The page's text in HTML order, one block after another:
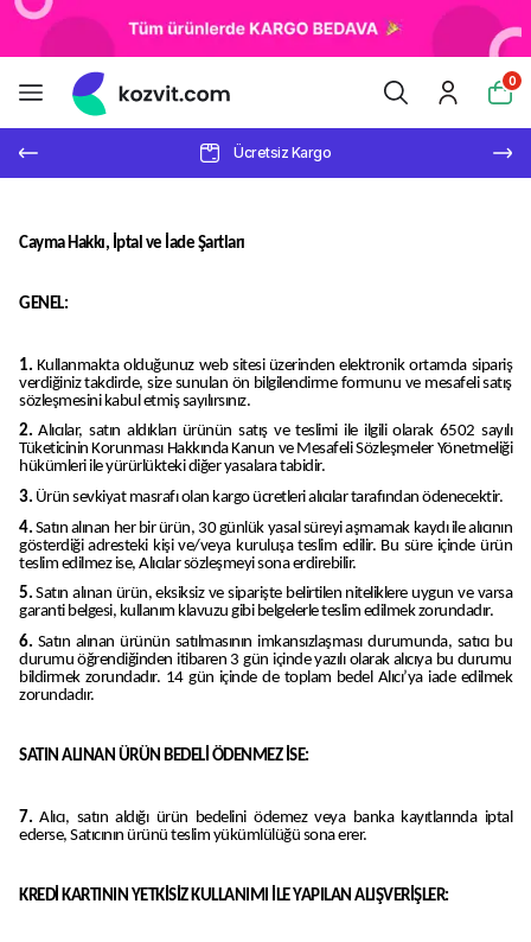
0
Ücretsiz Kargo
Cayma Hakkı, İptal ve İade Şartları
GENEL:
1. Kullanmakta olduğunuz web sitesi üzerinden elektronik ortamda sipariş
verdiğiniz takdirde, size sunulan ön bilgilendirme formunu ve mesafeli satış
sözleşmesini kabul etmiş sayılırsınız.
2.Alıcılar, satın aldıkları ürünün satış ve teslimi ile ilgili olarak 6502 sayılı
Tüketicinin Korunması Hakkında Kanun ve Mesafeli Sözleşmeler Yönetmeliği
hükümleri ile yürürlükteki diğer yasalara tabidir.
3. Ürün sevkiyat masrafı olan kargo ücretleri alıcılar tarafından ödenecektir.
4. Satın alınan her bir ürün, 30 günlük yasal süreyi aşmamak kaydı ile alıcının
gösterdiği adresteki kişi ve/veya kuruluşa teslim edilir. Bu süre içinde ürün
teslim edilmez ise, Alıcılar sözleşmeyi sona erdirebilir.
5.Satın alınan ürün, eksiksiz ve siparişte belirtilen niteliklere uygun ve varsa
garanti belgesi, kullanım klavuzu gibi belgelerle teslim edilmek zorundadır.
6. Satın alınan ürünün satılmasının imkansızlaşması durumunda, satıcı bu
durumu öğrendiğinden itibaren 3 gün içinde yazılı olarak alıcıya bu durumu
bildirmek zorundadır. 14 gün içinde de toplam bedel Alıcı’ya iade edilmek
zorundadır.
SATIN ALINAN ÜRÜN BEDELİ ÖDENMEZ İSE:
7.Alıcı, satın aldığı ürün bedelini ödemez veya banka kayıtlarında iptal
ederse, Satıcının ürünü teslim yükümlülüğü sona erer.
KREDİ KARTININ YETKİSİZ KULLANIMI İLE YAPILAN ALIŞVERİŞLER: